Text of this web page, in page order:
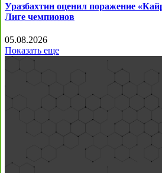
Уразбахтин оценил поражение
Лиге чемпионов
05.08.2026
Показать еще